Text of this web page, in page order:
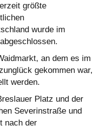
größte
wurde im
an dem es im
gekommen war,
werden.
Platz und der
Severinstraße und
nach der